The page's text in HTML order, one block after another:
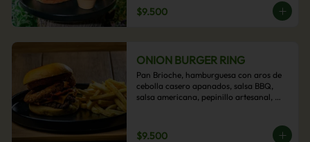
$9.500
ONION BURGER RING
Pan Brioche, hamburguesa con aros de
cebolla casero apanados, salsa BBQ,
salsa americana, pepinillo artesanal,
papas fritas.
$9.500